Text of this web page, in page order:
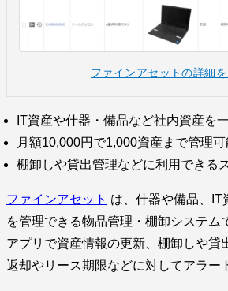
ファインアセットの詳細
IT資産や什器・備品など社内資産を
月額10,000円で1,000資産まで管理可
棚卸しや貸出管理などに利用できる
ファインアセット は、什器や備品、IT
を管理できる物品管理・棚卸システム
アプリで資産情報の更新、棚卸しや貸
返却やリース期限などに対してアラー